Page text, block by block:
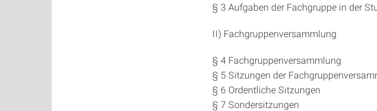
§ 3 Aufgaben der Fachgruppe in der
II) Fachgruppenversammlung
§ 4 Fachgruppenversammlung
§ 5 Sitzungen der
§ 6 Ordentliche Sitzungen
§ 7 Sondersitzungen